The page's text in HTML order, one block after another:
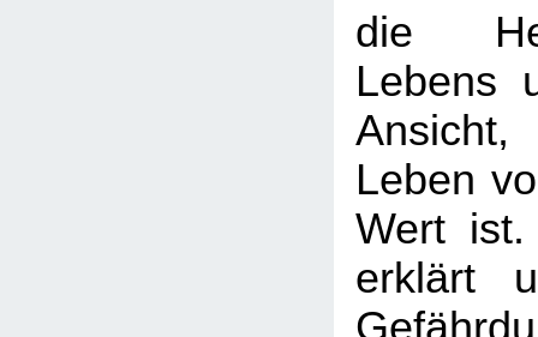
die
Lebens
Leben
Wert
erklärt